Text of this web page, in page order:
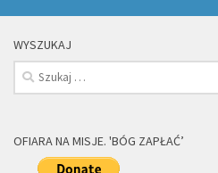
WYSZUKAJ
Szukaj:
OFIARA NA MISJE. 'BÓG ZAPŁAĆ’